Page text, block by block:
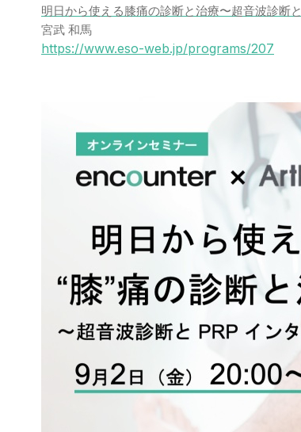
明日から使える膝痛の診断と治療〜超音波診断と
宮武 和馬
https://www.eso-web.jp/programs/207